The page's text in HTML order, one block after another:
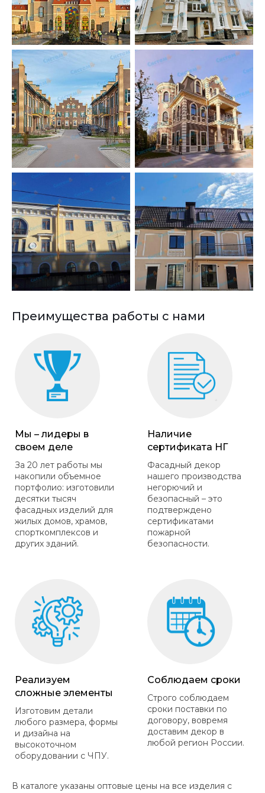
Преимущества работы с нами
Мы – лидеры в
своем деле
За 20 лет работы мы
накопили объемное
портфолио: изготовили
десятки тысяч
фасадных изделий для
жилых домов, храмов,
спорткомплексов и
других зданий.
Наличие
сертификата НГ
Фасадный декор
нашего производства
негорючий и
безопасный – это
подтверждено
сертификатами
пожарной
безопасности.
Реализуем
сложные элементы
Изготовим детали
любого размера, формы
и дизайна на
высокоточном
оборудовании с ЧПУ.
Соблюдаем сроки
Строго соблюдаем
сроки поставки по
договору, вовремя
доставим декор в
любой регион России.
В каталоге указаны оптовые цены на все изделия с